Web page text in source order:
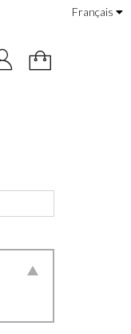
Français